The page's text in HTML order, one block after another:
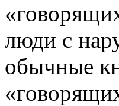
люди с
обычные